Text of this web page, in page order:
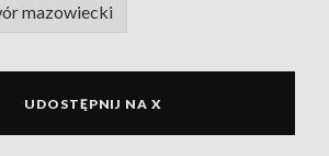
mazowiecki
UDOSTĘPNIJ NA X